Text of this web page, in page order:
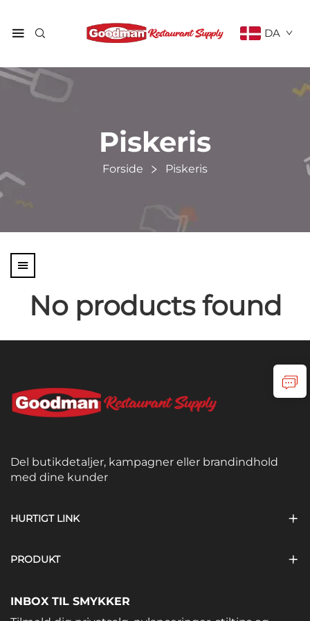
DA
Piskeris
Forside Piskeris
No products found
Del butikdetaljer, kampagner eller brandindhold
med dine kunder
HURTIGT LINK
PRODUKT
INBOX TIL SMYKKER